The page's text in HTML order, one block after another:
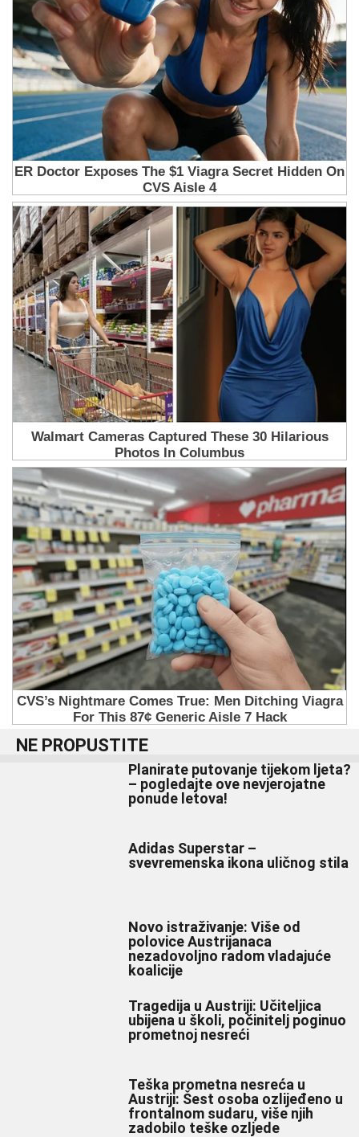
NE PROPUSTITE
Planirate putovanje tijekom ljeta?
– pogledajte ove nevjerojatne
ponude letova!
Adidas Superstar –
svevremenska ikona uličnog stila
Novo istraživanje: Više od
polovice Austrijanaca
nezadovoljno radom vladajuće
koalicije
Tragedija u Austriji: Učiteljica
ubijena u školi, počinitelj poginuo
prometnoj nesreći
Teška prometna nesreća u
Austriji: Šest osoba ozlijeđeno u
frontalnom sudaru, više njih
zadobilo teške ozljede